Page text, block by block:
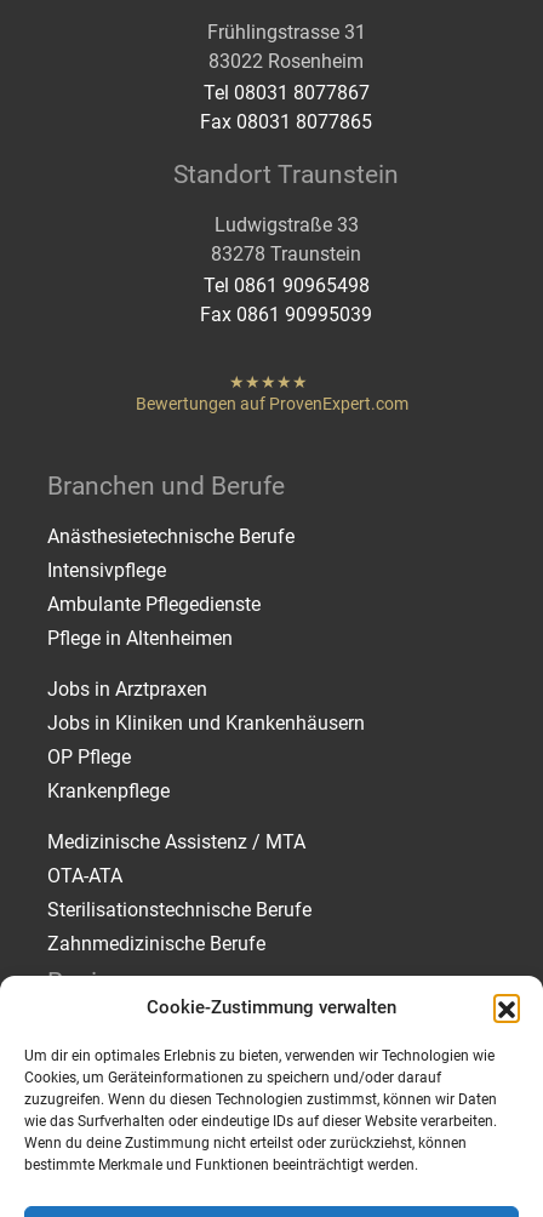
Cookie-Zustimmung verwalten
Um dir ein optimales Erlebnis zu bieten, verwenden wir Technologien wie
Cookies, um Geräteinformationen zu speichern und/oder darauf
zuzugreifen. Wenn du diesen Technologien zustimmst, können wir Daten
wie das Surfverhalten oder eindeutige IDs auf dieser Website verarbeiten.
Wenn du deine Zustimmung nicht erteilst oder zurückziehst, können
bestimmte Merkmale und Funktionen beeinträchtigt werden.
Frühlingstrasse 31
83022 Rosenheim
Tel 08031 8077867
Fax 08031 8077865
Standort Traunstein
Ludwigstraße 33
83278 Traunstein
Tel 0861 90965498
Fax 0861 90995039
hat "von
Bewertungen auf ProvenExpert.com
Branchen und Berufe
Anästhesietechnische Berufe
Intensivpflege
Ambulante Pflegedienste
Pflege in Altenheimen
Jobs in Arztpraxen
Jobs in Kliniken und Krankenhäusern
OP Pflege
Krankenpflege
Medizinische Assistenz / MTA
OTA-ATA
Sterilisationstechnische Berufe
Zahnmedizinische Berufe
Regionen
Jobs in Rosenheim
Jobs in Traunstein
Jobs in Starnberg